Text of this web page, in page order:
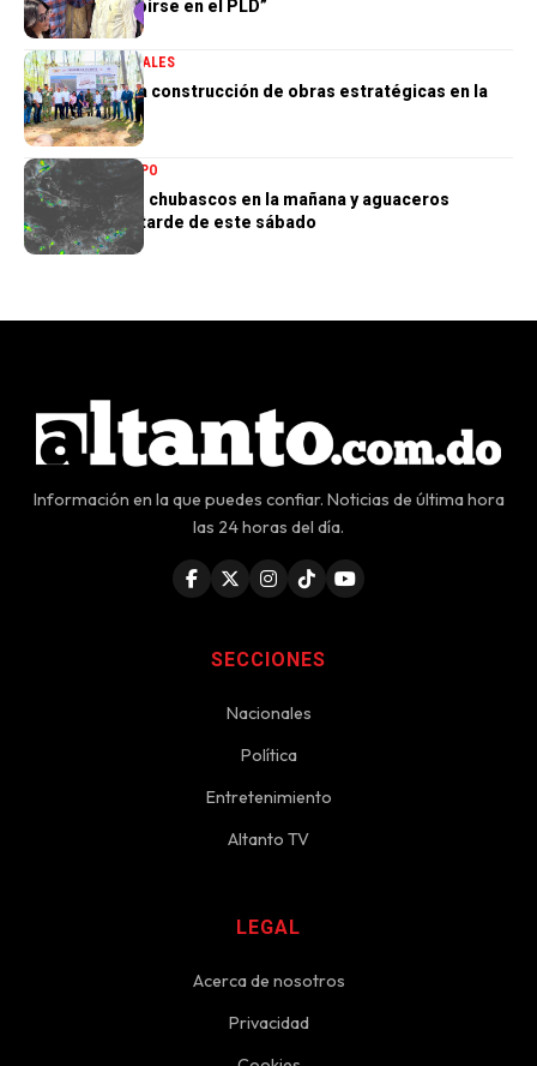
quieren inscribirse en el PLD”
GOBIERNONACIONALES
Gobierno inicia construcción de obras estratégicas en la
frontera norte
NACIONALESTIEMPO
Indomet prevé chubascos en la mañana y aguaceros
aislados en la tarde de este sábado
Información en la que puedes confiar. Noticias de última hora
las 24 horas del día.
SECCIONES
Nacionales
Política
Entretenimiento
Altanto TV
LEGAL
Acerca de nosotros
Privacidad